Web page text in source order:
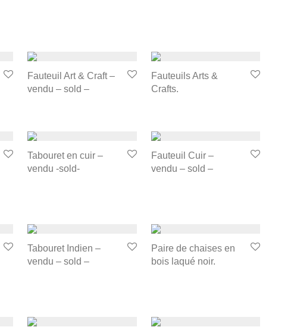
Fauteuil Art & Craft –
vendu – sold –
Fauteuils Arts &
Crafts.
Tabouret en cuir –
vendu -sold-
Fauteuil Cuir –
vendu – sold –
Tabouret Indien –
vendu – sold –
Paire de chaises en
bois laqué noir.